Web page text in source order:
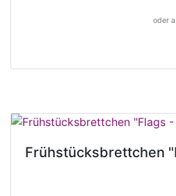
oder
Frühstücksbrettchen